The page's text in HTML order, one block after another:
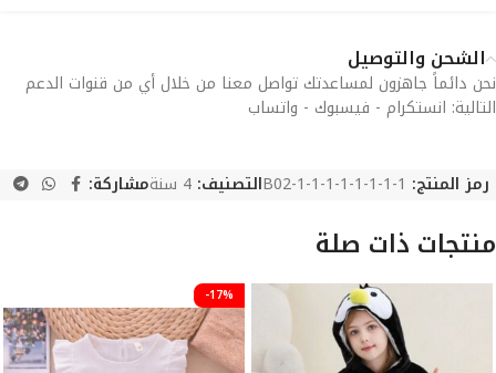
الشحن والتوصيل
نحن دائماً جاهزون لمساعدتك تواصل معنا من خلال أي من قنوات الدعم
التالية: انستكرام - فيسبوك - واتساب
رمز المنتج: B02-1-1-1-1-1-1-1-1التصنيف: 4 سنة مشاركة:
منتجات ذات صلة
-17%